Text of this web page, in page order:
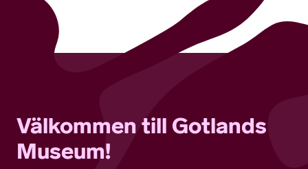
Välkommen till Gotlands
Museum!